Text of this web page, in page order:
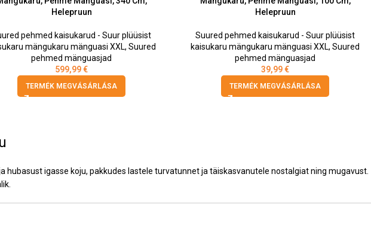
Helepruun
pehmed kaisukarud - Suur plüüsist
mängukaru mänguasi XXL, Suured
pehmed mänguasjad
599,99€
TERMÉK MEGVÁSÁRLÁSA
Helepruun
Suured pehmed kaisukarud - Suur plüüsist
kaisukaru mängukaru mänguasi XXL, Suured
pehmed mänguasjad
39,99€
TERMÉK MEGVÁSÁRLÁSA
igasse koju, pakkudes lastele turvatunnet ja täiskasvanutele nostalgiat ning mugavust.